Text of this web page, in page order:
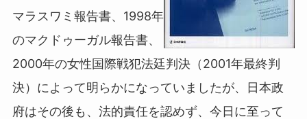
マラスワミ報告書、1998年
のマクドゥーガル報告書、
2000年の女性国際戦犯法廷判決（2001年最終判
決）によって明らかになっていましたが、日本政
府はその後も、法的責任を認めず、今日に至って